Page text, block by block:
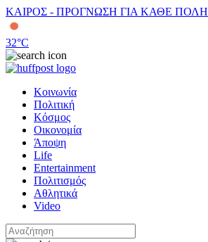
ΚΑΙΡΟΣ - ΠΡΟΓΝΩΣΗ ΓΙΑ ΚΑΘΕ ΠΟΛΗ
32°C
Κοινωνία
Πολιτική
Κόσμος
Οικονομία
Άποψη
Life
Entertainment
Πολιτισμός
Αθλητικά
Video